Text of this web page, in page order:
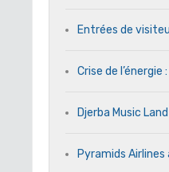
Entrées de
Crise de
Djerba Music
Pyramids